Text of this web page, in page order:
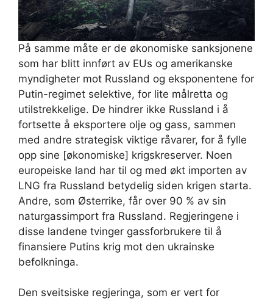
På samme måte er de økonomiske sanksjonene
som har blitt innført av EUs og amerikanske
myndigheter mot Russland og eksponentene for
Putin-regimet selektive, for lite målretta og
utilstrekkelige. De hindrer ikke Russland i å
fortsette å eksportere olje og gass, sammen
med andre strategisk viktige råvarer, for å fylle
opp sine [økonomiske] krigskreserver. Noen
europeiske land har til og med økt importen av
LNG fra Russland betydelig siden krigen starta.
Andre, som Østerrike, får over 90 % av sin
naturgassimport fra Russland. Regjeringene i
disse landene tvinger gassforbrukere til å
finansiere Putins krig mot den ukrainske
befolkninga.
Den sveitsiske regjeringa, som er vert for